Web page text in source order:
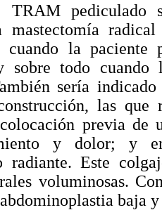
TRAM pediculado
mastectomía
cuando la
sobre todo
sería
las que
previa de
y dolor; y
radiante. Este
voluminosas.
baja